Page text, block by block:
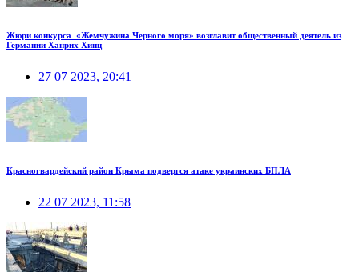
Жюри конкурса «Жемчужина Черного моря» возглавит общественный деятель из
Германии Ханрих Хинц
27 07 2023, 20:41
Красногвардейский район Крыма подвергся атаке украинских БПЛА
22 07 2023, 11:58